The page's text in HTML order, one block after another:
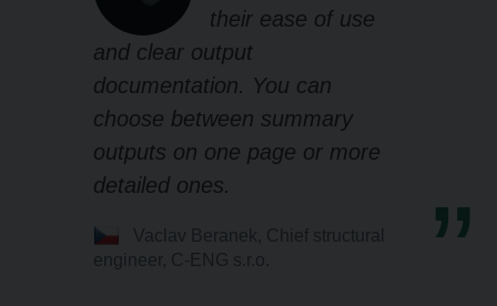
their ease of use
and clear output
documentation. You can
choose between summary
outputs on one page or more
detailed ones.